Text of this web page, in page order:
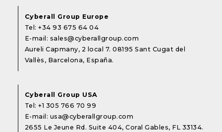
Cyberall Group Europe
Tel:+34 93 675 64 04
E-mail: sales@cyberallgroup.com
Aureli Capmany, 2 local 7. 08195 Sant Cugat del
Vallès, Barcelona, España.
Cyberall Group USA
Tel:+1 305 766 70 99
E-mail: usa@cyberallgroup.com
2655 Le Jeune Rd. Suite 404, Coral Gables, FL 33134.